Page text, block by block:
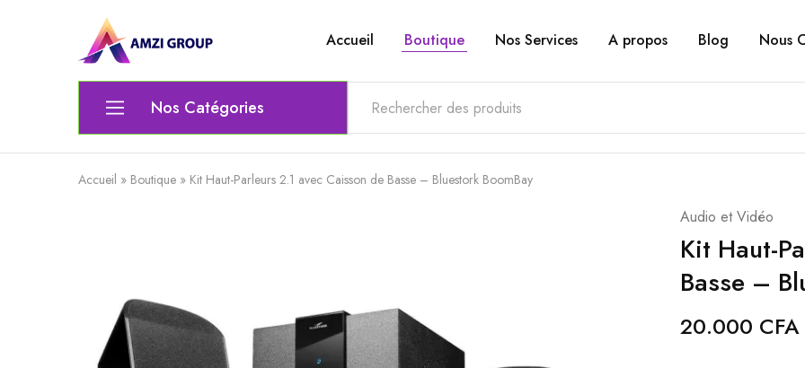
Amzi
Group
Le
top
l'electronique
Accueil Boutique Nos Services A propos Blog Nous
Nos Catégories
Chaise gamer
Audio et Vidéo
Accueil » Boutique » Kit Haut-Parleurs 2.1 avec Caisson de Basse – Bluestork BoomBay
Audio et Vidéo
Kit Haut-
Basse –
20.000 CFA